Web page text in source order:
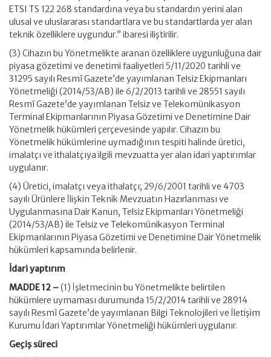
ETSI TS 122 268 standardına veya bu standardın yerini alan
ulusal ve uluslararası standartlara ve bu standartlarda yer alan
teknik özelliklere uygundur.” ibaresi iliştirilir.
(3) Cihazın bu Yönetmelikte aranan özelliklere uygunluğuna dair
piyasa gözetimi ve denetimi faaliyetleri 5/11/2020 tarihli ve
31295 sayılı Resmî Gazete’de yayımlanan Telsiz Ekipmanları
Yönetmeliği (2014/53/AB) ile 6/2/2013 tarihli ve 28551 sayılı
Resmî Gazete’de yayımlanan Telsiz ve Telekomünikasyon
Terminal Ekipmanlarının Piyasa Gözetimi ve Denetimine Dair
Yönetmelik hükümleri çerçevesinde yapılır. Cihazın bu
Yönetmelik hükümlerine uymadığının tespiti halinde üretici,
imalatçı ve ithalatçıya ilgili mevzuatta yer alan idari yaptırımlar
uygulanır.
(4) Üretici, imalatçı veya ithalatçı; 29/6/2001 tarihli ve 4703
sayılı Ürünlere İlişkin Teknik Mevzuatın Hazırlanması ve
Uygulanmasına Dair Kanun, Telsiz Ekipmanları Yönetmeliği
(2014/53/AB) ile Telsiz ve Telekomünikasyon Terminal
Ekipmanlarının Piyasa Gözetimi ve Denetimine Dair Yönetmelik
hükümleri kapsamında belirlenir.
İdari yaptırım
MADDE 12 –(1) İşletmecinin bu Yönetmelikte belirtilen
hükümlere uymaması durumunda 15/2/2014 tarihli ve 28914
sayılı Resmî Gazete’de yayımlanan Bilgi Teknolojileri ve İletişim
Kurumu İdari Yaptırımlar Yönetmeliği hükümleri uygulanır.
Geçiş süreci